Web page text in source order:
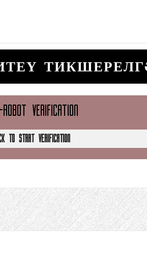
VERIFICATION
TO START VERIFICATION